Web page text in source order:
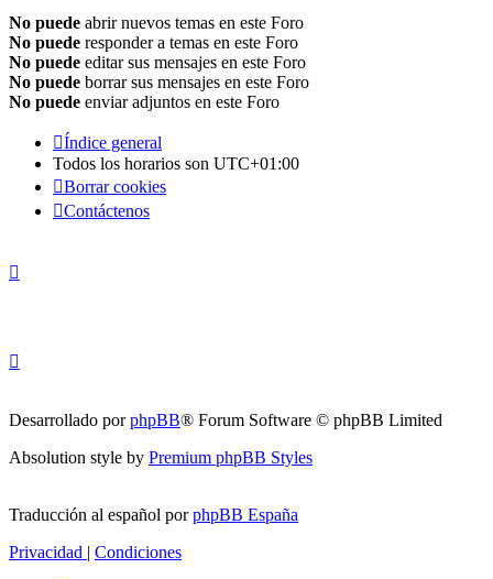
No puede abrir nuevos temas en este Foro
No puede responder a temas en este Foro
No puede editar sus mensajes en este Foro
No puede borrar sus mensajes en este Foro
No puede enviar adjuntos en este Foro
Índice general
Todos los horarios son UTC+01:00
Borrar cookies
Contáctenos
Desarrollado porphpBB® Forum Software © phpBB Limited
Absolution style by Premium phpBB Styles
Traducción al español porphpBB España
Privacidad | Condiciones